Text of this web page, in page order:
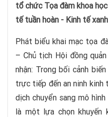
tổ chức Tọa đàm khoa
tế tuần hoàn - Kinh tế
Phát biểu khai mạc tọa
– Chủ tịch Hội đồng
nhận: Trong bối cảnh
trực tiếp đến an ninh kinh
dịch chuyển sang mô
là một lựa chọn khuyến